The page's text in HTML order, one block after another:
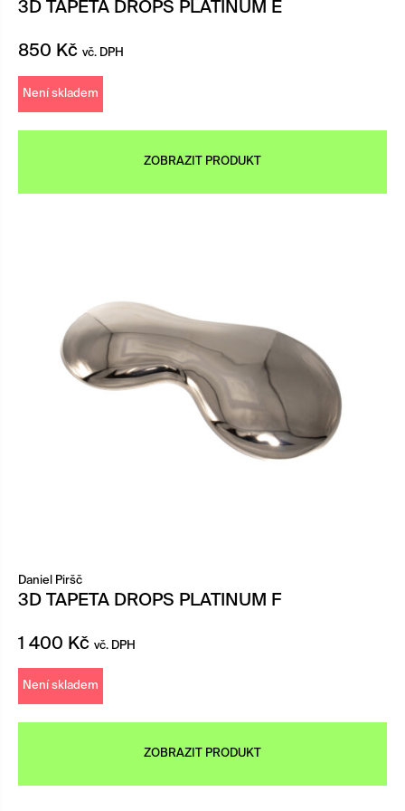
3D TAPETA DROPS PLATINUM E
850 Kč vč. DPH
Není skladem
ZOBRAZIT PRODUKT
Daniel Piršč
3D TAPETA DROPS PLATINUM F
1 400 Kč vč. DPH
Není skladem
ZOBRAZIT PRODUKT